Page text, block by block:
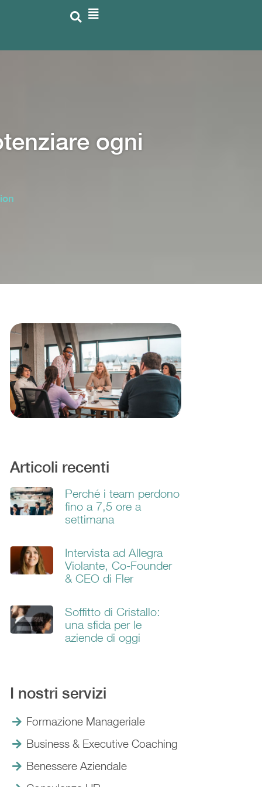
ogni
Articoli recenti
Perché i team perdono
fino a 7,5 ore a
settimana
Intervista ad Allegra
Violante, Co-Founder
& CEO di Fler
Soffitto di Cristallo:
una sfida per le
aziende di oggi
I nostri servizi
Formazione Manageriale
Business & Executive Coaching
Benessere Aziendale